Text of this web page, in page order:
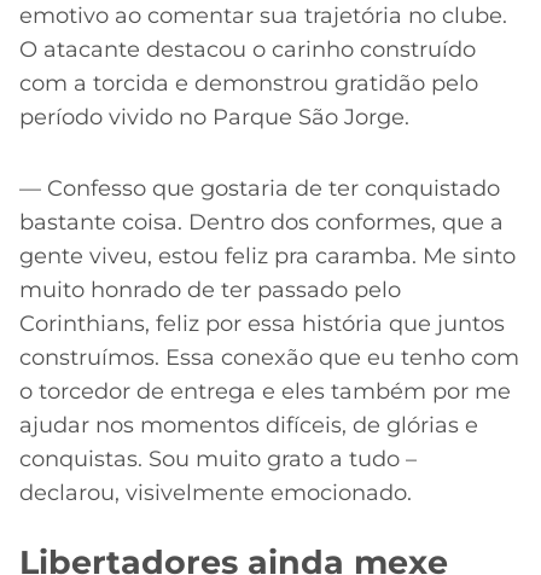
emotivo ao comentar sua trajetória no clube.
O atacante destacou o carinho construído
com a torcida e demonstrou gratidão pelo
período vivido no Parque São Jorge.
— Confesso que gostaria de ter conquistado
bastante coisa. Dentro dos conformes, que a
gente viveu, estou feliz pra caramba. Me sinto
muito honrado de ter passado pelo
Corinthians, feliz por essa história que juntos
construímos. Essa conexão que eu tenho com
o torcedor de entrega e eles também por me
ajudar nos momentos difíceis, de glórias e
conquistas. Sou muito grato a tudo –
declarou, visivelmente emocionado.
Libertadores ainda mexe